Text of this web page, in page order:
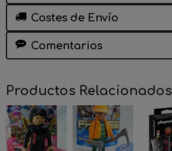
Costes de Envío
Comentarios
Productos Relacionados